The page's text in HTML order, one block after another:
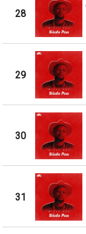
28
29
30
31